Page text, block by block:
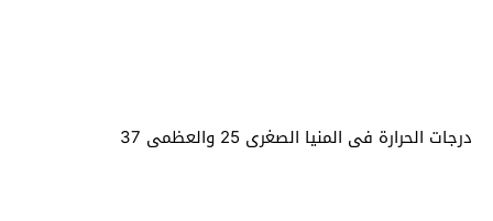
درجات الحرارة فى المنيا الصغرى 25 والعظمى 37